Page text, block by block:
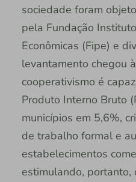
sociedade foram
pela Fundação
Econômicas (Fipe) e
levantamento chegou
cooperativismo é
Produto Interno Bruto
municípios em 5,6%,
de trabalho formal e
estabelecimentos
estimulando, portanto,